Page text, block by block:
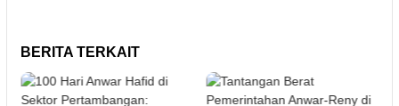
BERITA TERKAIT